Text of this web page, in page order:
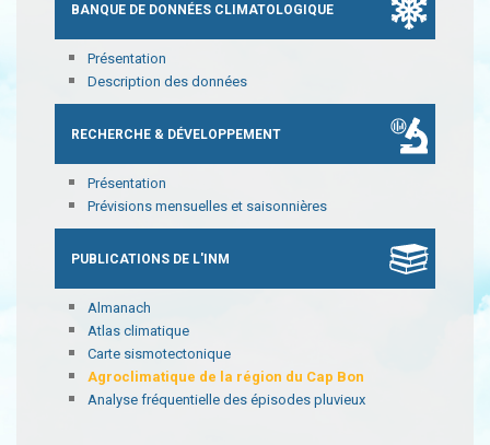
BANQUE DE DONNÉES CLIMATOLOGIQUE
Présentation
Description des données
RECHERCHE & DÉVELOPPEMENT
Présentation
Prévisions mensuelles et saisonnières
PUBLICATIONS DE L'INM
Almanach
Atlas climatique
Carte sismotectonique
Agroclimatique de la région du Cap Bon
Analyse fréquentielle des épisodes pluvieux